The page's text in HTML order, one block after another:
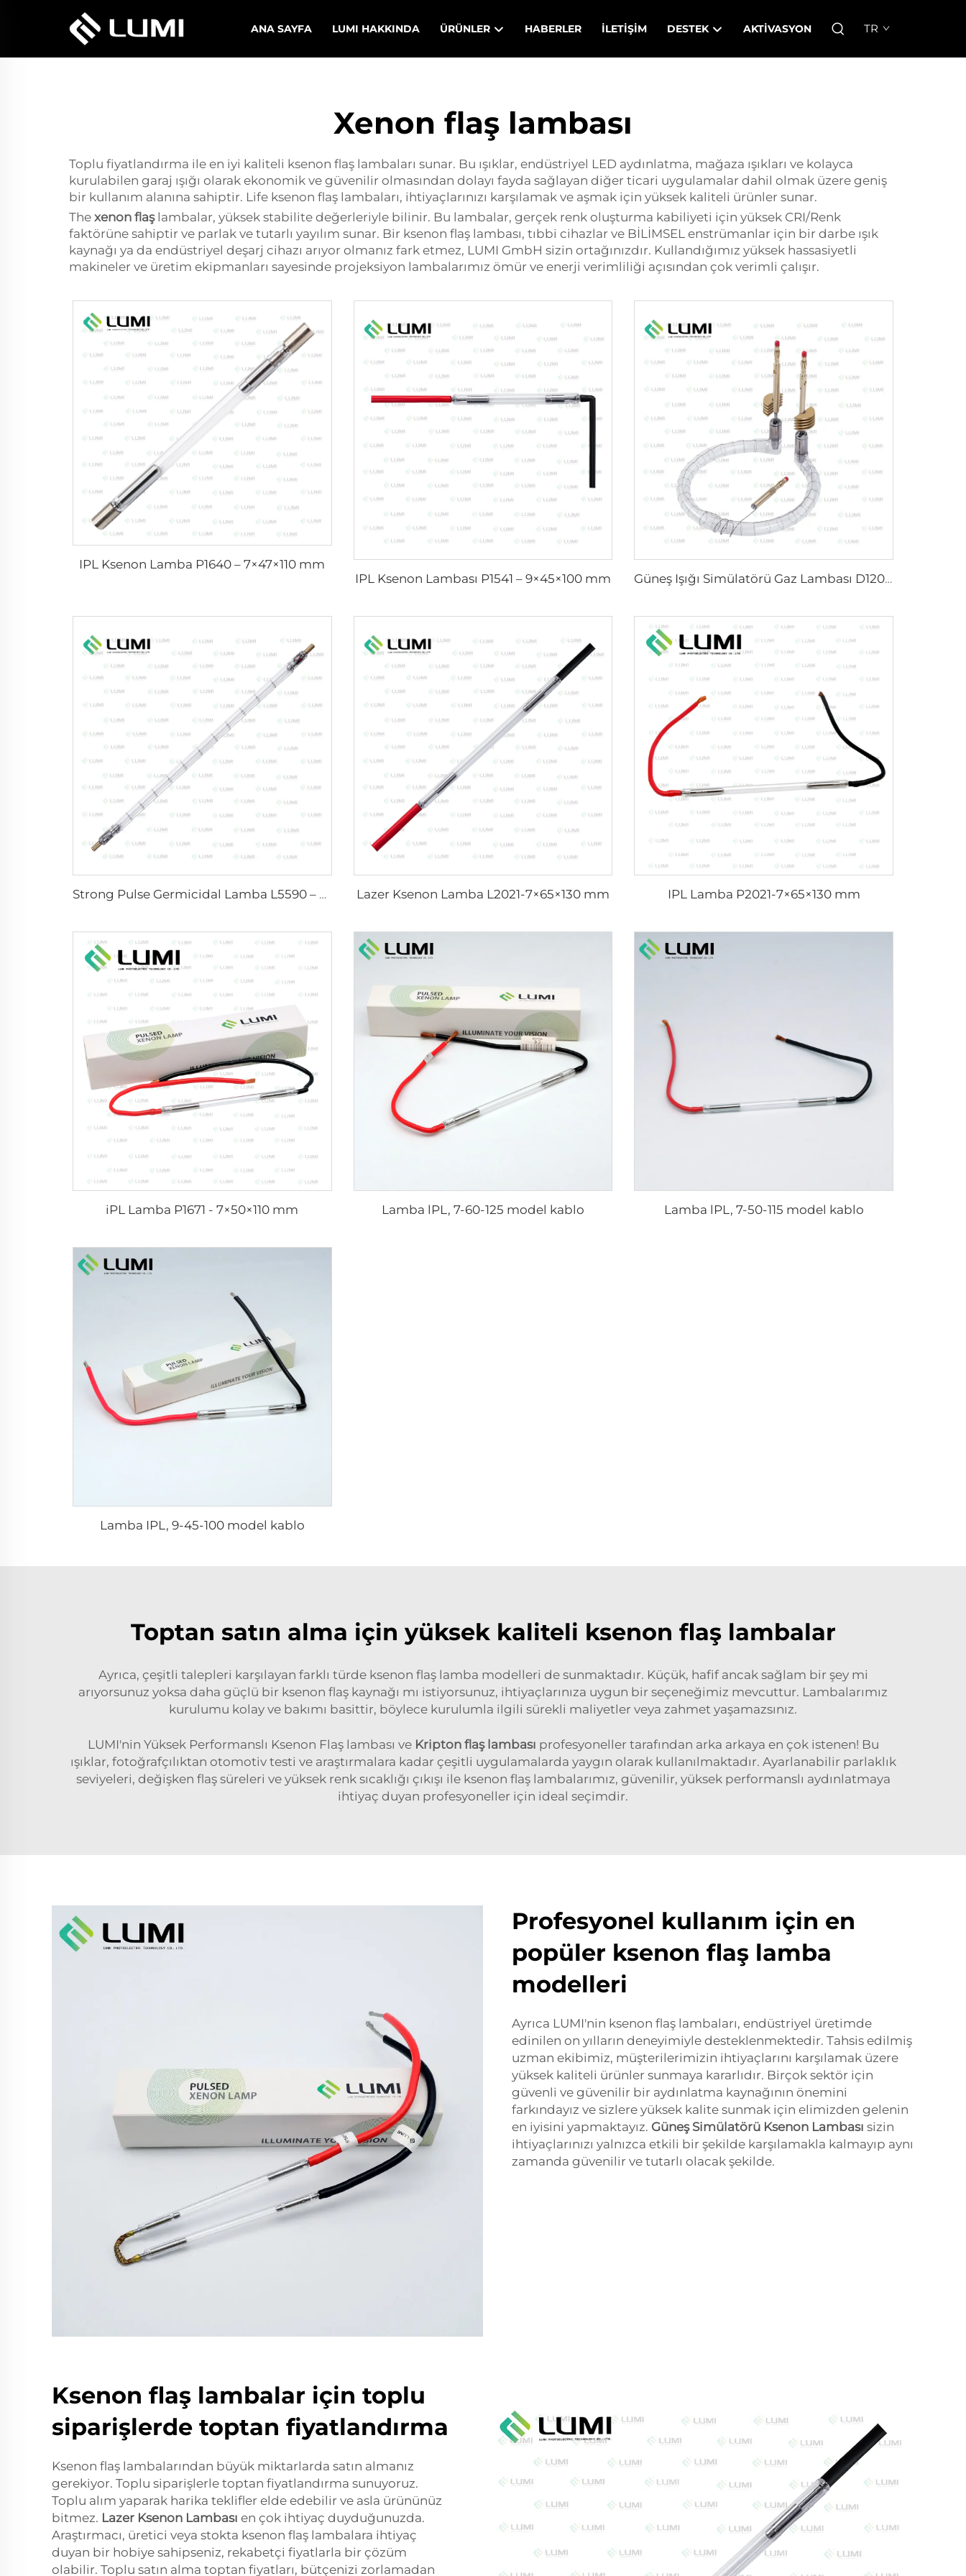
ANA SAYFA LUMI HAKKINDA ÜRÜNLER HABERLER İLETIŞIM DESTEK AKTIVASYON TR
Xenon flaş lambası
Toplu fiyatlandırma ile en iyi kaliteli ksenon flaş lambaları sunar. Bu ışıklar, endüstriyel LED aydınlatma, mağaza ışıkları ve kolayca
kurulabilen garaj ışığı olarak ekonomik ve güvenilir olmasından dolayı fayda sağlayan diğer ticari uygulamalar dahil olmak üzere geniş
bir kullanım alanına sahiptir. Life ksenon flaş lambaları, ihtiyaçlarınızı karşılamak ve aşmak için yüksek kaliteli ürünler sunar.
The xenon flaş lambalar, yüksek stabilite değerleriyle bilinir. Bu lambalar, gerçek renk oluşturma kabiliyeti için yüksek CRI/Renk
faktörüne sahiptir ve parlak ve tutarlı yayılım sunar. Bir ksenon flaş lambası, tıbbi cihazlar ve BİLİMSEL enstrümanlar için bir darbe ışık
kaynağı ya da endüstriyel deşarj cihazı arıyor olmanız fark etmez, LUMI GmbH sizin ortağınızdır. Kullandığımız yüksek hassasiyetli
makineler ve üretim ekipmanları sayesinde projeksiyon lambalarımız ömür ve enerji verimliliği açısından çok verimli çalışır.
IPL Ksenon Lamba P1640 – 7×47×110 mm
IPL Ksenon Lambası P1541 – 9×45×100 mm
Güneş Işığı Simülatörü Gaz Lambası D1200 – 10×110 mm
Strong Pulse Germicidal Lamba L5590 – 9×250×300 mm Lazer Ksenon Lamba L2021-7×65×130 mm IPL Lamba P2021-7×65×130 mm
iPL Lamba P1671 - 7×50×110 mm Lamba lPL, 7-60-125 model kablo Lamba lPL, 7-50-115 model kablo
Lamba IPL, 9-45-100 model kablo
Toptan satın alma için yüksek kaliteli ksenon flaş lambalar
Ayrıca, çeşitli talepleri karşılayan farklı türde ksenon flaş lamba modelleri de sunmaktadır. Küçük, hafif ancak sağlam bir şey mi
arıyorsunuz yoksa daha güçlü bir ksenon flaş kaynağı mı istiyorsunuz, ihtiyaçlarınıza uygun bir seçeneğimiz mevcuttur. Lambalarımız
kurulumu kolay ve bakımı basittir, böylece kurulumla ilgili sürekli maliyetler veya zahmet yaşamazsınız.
LUMI'nin Yüksek Performanslı Ksenon Flaş lambası ve Kripton flaş lambası profesyoneller tarafından arka arkaya en çok istenen! Bu
ışıklar, fotoğrafçılıktan otomotiv testi ve araştırmalara kadar çeşitli uygulamalarda yaygın olarak kullanılmaktadır. Ayarlanabilir parlaklık
seviyeleri, değişken flaş süreleri ve yüksek renk sıcaklığı çıkışı ile ksenon flaş lambalarımız, güvenilir, yüksek performanslı aydınlatmaya
ihtiyaç duyan profesyoneller için ideal seçimdir.
Profesyonel kullanım için en
popüler ksenon flaş lamba
modelleri
Ayrıca LUMI'nin ksenon flaş lambaları, endüstriyel üretimde
edinilen on yılların deneyimiyle desteklenmektedir. Tahsis edilmiş
uzman ekibimiz, müşterilerimizin ihtiyaçlarını karşılamak üzere
yüksek kaliteli ürünler sunmaya kararlıdır. Birçok sektör için
güvenli ve güvenilir bir aydınlatma kaynağının önemini
farkındayız ve sizlere yüksek kalite sunmak için elimizden gelenin
en iyisini yapmaktayız. Güneş Simülatörü Ksenon Lambası sizin
ihtiyaçlarınızı yalnızca etkili bir şekilde karşılamakla kalmayıp aynı
zamanda güvenilir ve tutarlı olacak şekilde.
Ksenon flaş lambalar için toplu
siparişlerde toptan fiyatlandırma
Ksenon flaş lambalarından büyük miktarlarda satın almanız
gerekiyor. Toplu siparişlerle toptan fiyatlandırma sunuyoruz.
Toplu alım yaparak harika teklifler elde edebilir ve asla ürününüz
bitmez. Lazer Ksenon Lambası en çok ihtiyaç duyduğunuzda.
Araştırmacı, üretici veya stokta ksenon flaş lambalara ihtiyaç
duyan bir hobiye sahipseniz, rekabetçi fiyatlarla bir çözüm
olabilir. Toplu satın alma toptan fiyatları, bütçenizi zorlamadan